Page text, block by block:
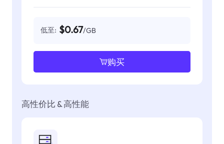
低至: $0.67/GB
购买
高性价比 & 高性能